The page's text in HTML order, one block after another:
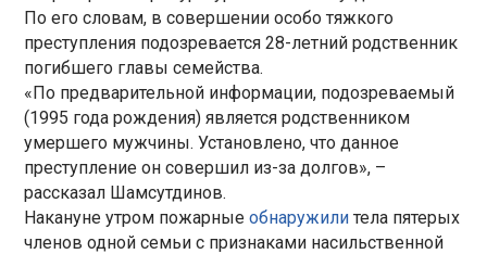
По его словам, в совершении особо тяжкого
преступления подозревается 28-летний родственник
погибшего главы семейства.
«По предварительной информации, подозреваемый
(1995 года рождения) является родственником
умершего мужчины. Установлено, что данное
преступление он совершил из-за долгов», –
рассказал Шамсутдинов.
Накануне утром пожарныеобнаружилитела пятерых
членов одной семьи с признаками насильственной